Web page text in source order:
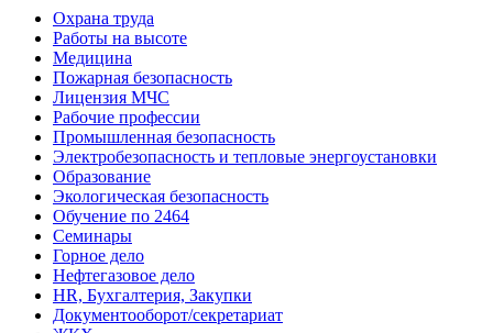
Охрана труда
Работы на высоте
Медицина
Пожарная безопасность
Лицензия МЧС
Рабочие профессии
Промышленная безопасность
Электробезопасность и тепловые энергоустановки
Образование
Экологическая безопасность
Обучение по 2464
Семинары
Горное дело
Нефтегазовое дело
HR, Бухгалтерия, Закупки
Документооборот/секретариат